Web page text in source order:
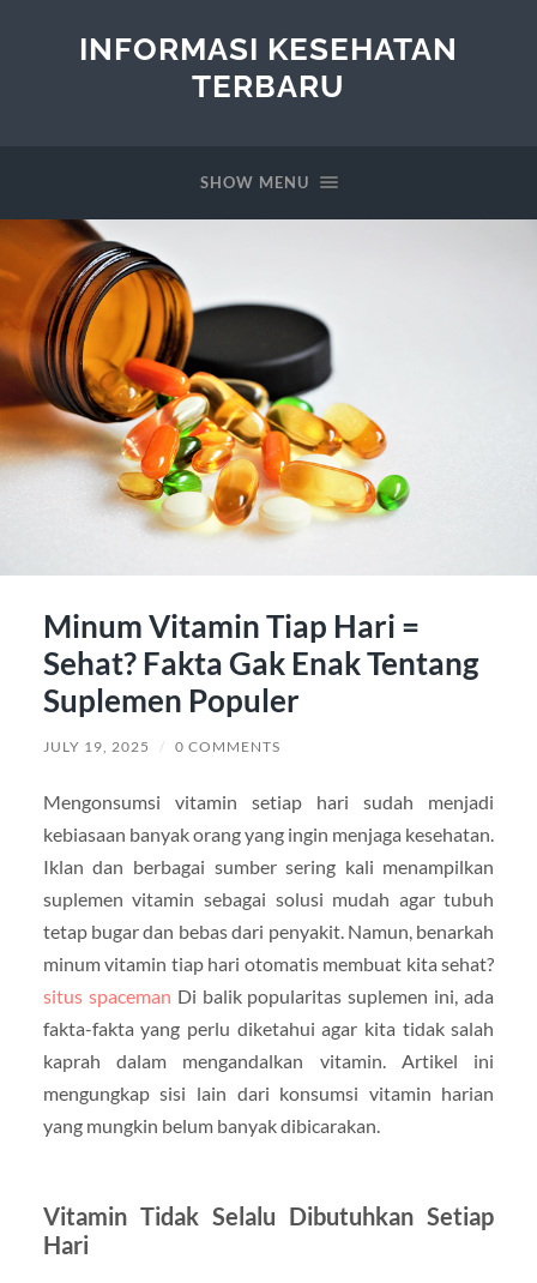
INFORMASI KESEHATAN
TERBARU
SHOW MENU
Minum Vitamin Tiap Hari =
Sehat? Fakta Gak Enak Tentang
Suplemen Populer
JULY 19, 2025 / 0 COMMENTS
Mengonsumsi vitamin setiap hari sudah menjadi
kebiasaan banyak orang yang ingin menjaga kesehatan.
Iklan dan berbagai sumber sering kali menampilkan
suplemen vitamin sebagai solusi mudah agar tubuh
tetap bugar dan bebas dari penyakit. Namun, benarkah
minum vitamin tiap hari otomatis membuat kita sehat?
situs spaceman Di balik popularitas suplemen ini, ada
fakta-fakta yang perlu diketahui agar kita tidak salah
kaprah dalam mengandalkan vitamin. Artikel ini
mengungkap sisi lain dari konsumsi vitamin harian
yang mungkin belum banyak dibicarakan.
Vitamin Tidak Selalu Dibutuhkan Setiap
Hari